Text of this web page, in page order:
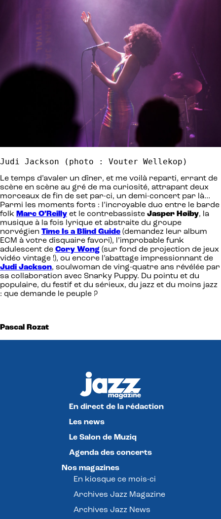
Judi Jackson (photo : Vouter Wellekop)
Le temps d’avaler un dîner, et me voilà reparti, errant de
scène en scène au gré de ma curiosité, attrapant deux
morceaux de fin de set par-ci, un demi-concert par là…
Parmi les moments forts : l’incroyable duo entre le barde
folk Marc O’Reilly et le contrebassiste Jasper Høiby, la
musique à la fois lyrique et abstraite du groupe
norvégien Time Is a Blind Guide (demandez leur album
ECM à votre disquaire favori), l’improbable funk
adulescent de Cory Wong (sur fond de projection de jeux
vidéo vintage !), ou encore l’abattage impressionnant de
Judi Jackson, soulwoman de ving-quatre ans révélée par
sa collaboration avec Snarky Puppy. Du pointu et du
populaire, du festif et du sérieux, du jazz et du moins jazz
: que demande le peuple ?
Pascal Rozat
En direct de la rédaction
Les news
Le Salon de Muziq
Agenda des concerts
Nos magazines
En kiosque ce mois-ci
Archives Jazz Magazine
Archives Jazz News